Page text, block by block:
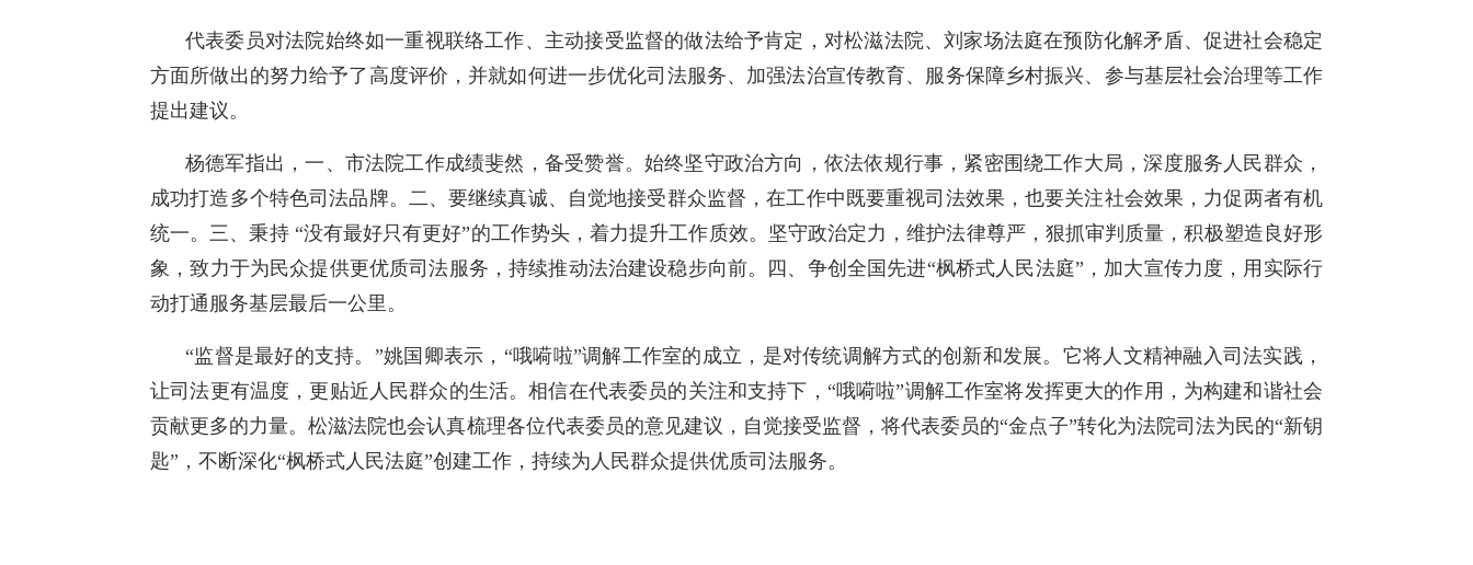
代表委员对法院始终如一重视联络工作、主动接受监督的做法给予肯定，对松滋法院、刘家场法庭在预防化解矛盾、促进社会稳定
方面所做出的努力给予了高度评价，并就如何进一步优化司法服务、加强法治宣传教育、服务保障乡村振兴、参与基层社会治理等工作
提出建议。
杨德军指出，一、市法院工作成绩斐然，备受赞誉。始终坚守政治方向，依法依规行事，紧密围绕工作大局，深度服务人民群众，
成功打造多个特色司法品牌。二、要继续真诚、自觉地接受群众监督，在工作中既要重视司法效果，也要关注社会效果，力促两者有机
统一。三、秉持 “没有最好只有更好”的工作势头，着力提升工作质效。坚守政治定力，维护法律尊严，狠抓审判质量，积极塑造良好形
象，致力于为民众提供更优质司法服务，持续推动法治建设稳步向前。四、争创全国先进“枫桥式人民法庭”，加大宣传力度，用实际行
动打通服务基层最后一公里。
“监督是最好的支持。”姚国卿表示，“哦嗬啦”调解工作室的成立，是对传统调解方式的创新和发展。它将人文精神融入司法实践，
让司法更有温度，更贴近人民群众的生活。相信在代表委员的关注和支持下，“哦嗬啦”调解工作室将发挥更大的作用，为构建和谐社会
贡献更多的力量。松滋法院也会认真梳理各位代表委员的意见建议，自觉接受监督，将代表委员的“金点子”转化为法院司法为民的“新钥
匙”，不断深化“枫桥式人民法庭”创建工作，持续为人民群众提供优质司法服务。